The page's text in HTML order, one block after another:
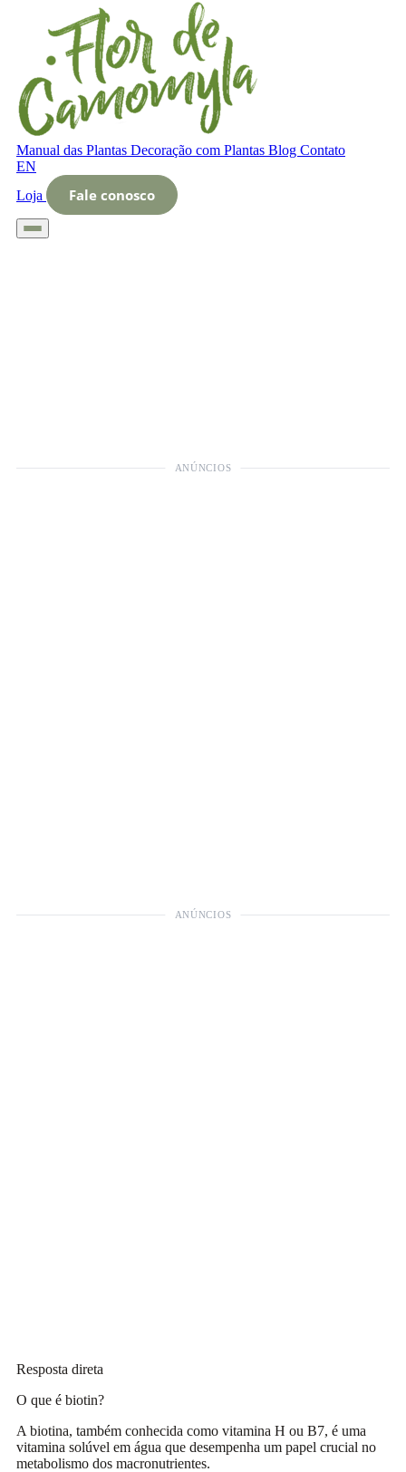
Manual das Plantas Decoração com Plantas Blog Contato
EN
Loja
Fale conosco
ANÚNCIOS
ANÚNCIOS
Resposta direta
O que é biotin?
A biotina, também conhecida como vitamina H ou B7, é uma
vitamina solúvel em água que desempenha um papel crucial no
metabolismo dos macronutrientes.